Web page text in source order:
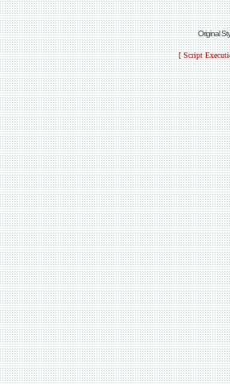
Original
[ Script